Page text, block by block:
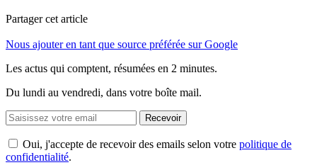
Partager cet article
Nous ajouter en tant que source préférée sur Google
Les actus qui comptent, résumées en 2 minutes.
Du lundi au vendredi, dans votre boîte mail.
Recevoir
Oui, j'accepte de recevoir des emails selon votre politique de
confidentialité.